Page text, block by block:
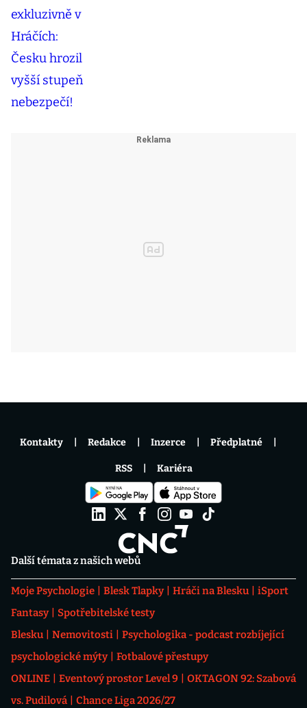
Další témata z našich webů
Moje Psychologie Blesk Tlapky Hráči na Blesku
iSport
Fantasy
Spotřebitelské testy
Blesku
Nemovitosti
Psychologika - podcast rozbíjející
psychologické mýty
Fotbalové přestupy
ONLINE
Eventový prostor Level 9
OKTAGON 92: Szabová
vs. Pudilová
Chance Liga 2026/27
Kontakty Redakce Inzerce Předplatné
RSS Kariéra